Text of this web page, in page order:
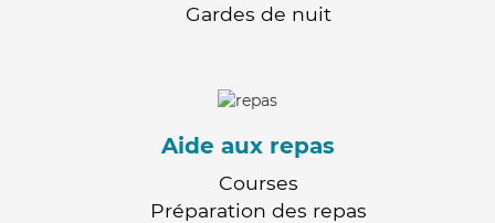
Gardes de nuit
Aide aux repas
Courses
Préparation des repas